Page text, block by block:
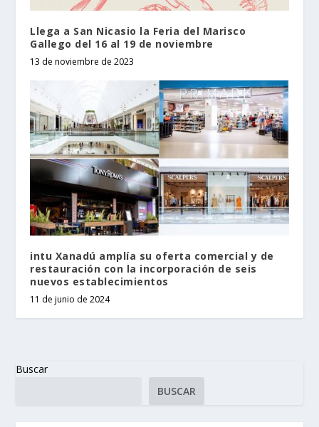
Llega a San Nicasio la Feria del Marisco
Gallego del 16 al 19 de noviembre
13 de noviembre de 2023
intu Xanadú amplía su oferta comercial y de
restauración con la incorporación de seis
nuevos establecimientos
11 de junio de 2024
Buscar
BUSCAR